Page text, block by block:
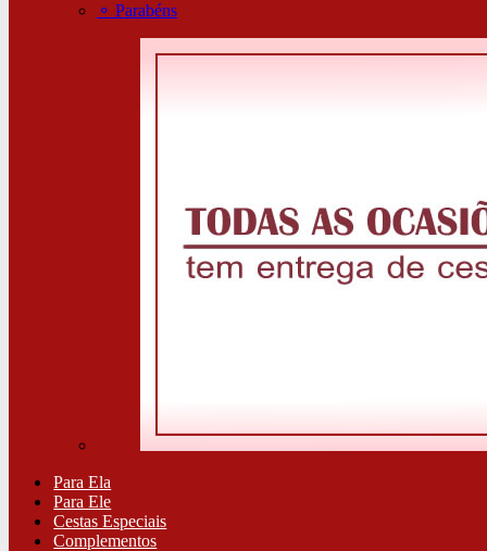
⚬Parabéns
Para Ela
Para Ele
Cestas Especiais
Complementos